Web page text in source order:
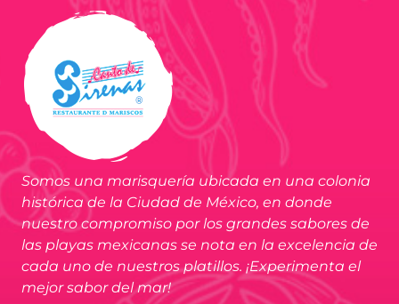
Somos una marisquería ubicada en una colonia
histórica de la Ciudad de México, en donde
nuestro compromiso por los grandes sabores de
las playas mexicanas se nota en la excelencia de
cada uno de nuestros platillos. ¡Experimenta el
mejor sabor del mar!